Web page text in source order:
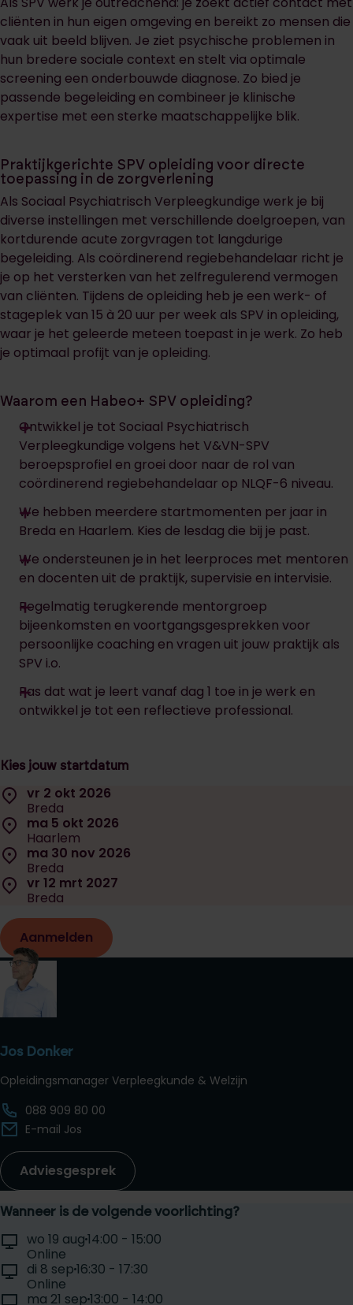
cliënten in hun eigen omgeving en bereikt zo mensen die
vaak uit beeld blijven. Je ziet psychische problemen in
hun bredere sociale context en stelt via optimale
screening een onderbouwde diagnose. Zo bied je
passende begeleiding en combineer je klinische
expertise met een sterke maatschappelijke blik.
Praktijkgerichte SPV opleiding voor directe
toepassing in de zorgverlening
Als Sociaal Psychiatrisch Verpleegkundige werk je bij
diverse instellingen met verschillende doelgroepen, van
kortdurende acute zorgvragen tot langdurige
begeleiding. Als coördinerend regiebehandelaar richt je
je op het versterken van het zelfregulerend vermogen
van cliënten. Tijdens de opleiding heb je een werk- of
stageplek van 15 à 20 uur per week als SPV in opleiding,
waar je het geleerde meteen toepast in je werk. Zo heb
je optimaal profijt van je opleiding.
Waarom een Habeo+ SPV opleiding?
Ontwikkel je tot Sociaal Psychiatrisch
Verpleegkundige volgens het V&VN-SPV
beroepsprofiel en groei door naar de rol van
coördinerend regiebehandelaar op NLQF-6 niveau.
We hebben meerdere startmomenten per jaar in
Breda en Haarlem. Kies de lesdag die bij je past.
We ondersteunen je in het leerproces met mentoren
en docenten uit de praktijk, supervisie en intervisie.
Regelmatig terugkerende mentorgroep
bijeenkomsten en voortgangsgesprekken voor
persoonlijke coaching en vragen uit jouw praktijk als
SPV i.o.
Pas dat wat je leert vanaf dag 1 toe in je werk en
ontwikkel je tot een reflectieve professional.
Kies jouw startdatum
Selecteer een startdatum:
Datum:
vr 2 okt 2026
Locatie:
Breda
Datum:
ma 5 okt 2026
Locatie:
Haarlem
Datum:
ma 30 nov 2026
Locatie:
Breda
Datum:
vr 12 mrt 2027
Locatie:
Breda
Aanmelden
Jos Donker
Opleidingsmanager Verpleegkunde & Welzijn
088 909 80 00
E-mail Jos
Adviesgesprek
Wanneer is de volgende voorlichting?
Selecteer een voorlichtingsdag:
Datum:
wo 19 augTijd:
14:00 - 15:00
Locatie:
Online
Datum:
di 8 sepTijd:
16:30 - 17:30
Locatie:
Online
ma 21 sepTijd:
13:00 - 14:00
Locatie: